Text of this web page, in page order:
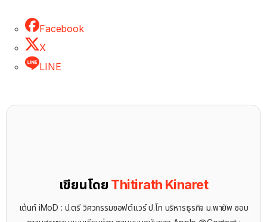
Facebook
X
LINE
เขียนโดย Thitirath Kinaret
เต้นท์ iMoD : ป.ตรี วิศวกรรมซอฟต์แวร์ ป.โท บริหารธุรกิจ ม.พายัพ ชอบ